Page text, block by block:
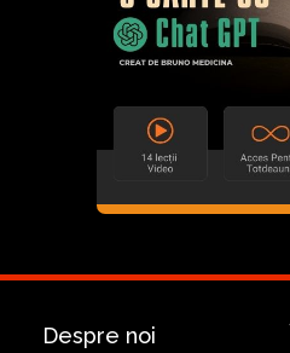
Despre noi